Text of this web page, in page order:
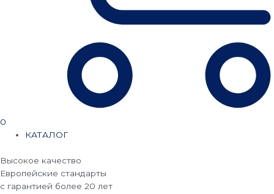
0
КАТАЛОГ
Высокое качество
Европейские стандарты
с гарантией более 20 лет